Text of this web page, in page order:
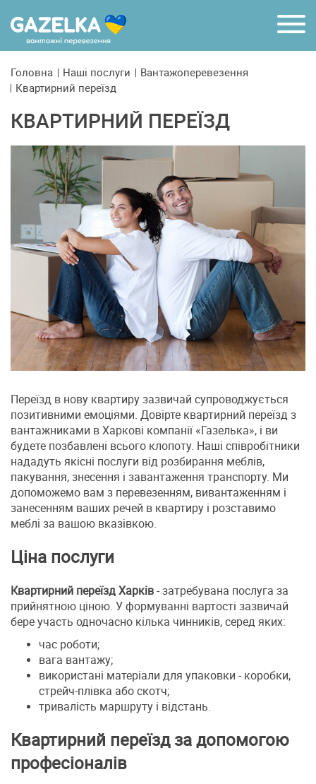
Головна Наші послуги
Вантажоперевезення
Квартирний переїзд
КВАРТИРНИЙ ПЕРЕЇЗД
Переїзд в нову квартиру зазвичай супроводжується
позитивними емоціями. Довірте квартирний переїзд з
вантажниками в Харкові компанії «Газелька», і ви
будете позбавлені всього клопоту. Наші співробітники
нададуть якісні послуги від розбирання меблів,
пакування, знесення і завантаження транспорту. Ми
допоможемо вам з перевезенням, вивантаженням і
занесенням ваших речей в квартиру і розставимо
меблі за вашою вказівкою.
Ціна послуги
Квартирний переїзд Харків - затребувана послуга за
прийнятною ціною. У формуванні вартості зазвичай
бере участь одночасно кілька чинників, серед яких:
час роботи;
вага вантажу;
використані матеріали для упаковки - коробки,
стрейч-плівка або скотч;
тривалість маршруту і відстань.
Квартирний переїзд за допомогою
професіоналів